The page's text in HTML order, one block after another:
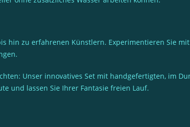
hin zu erfahrenen Künstlern. Experimentieren Sie
Unser innovatives Set mit handgefertigten, im
und lassen Sie Ihrer Fantasie freien Lauf.